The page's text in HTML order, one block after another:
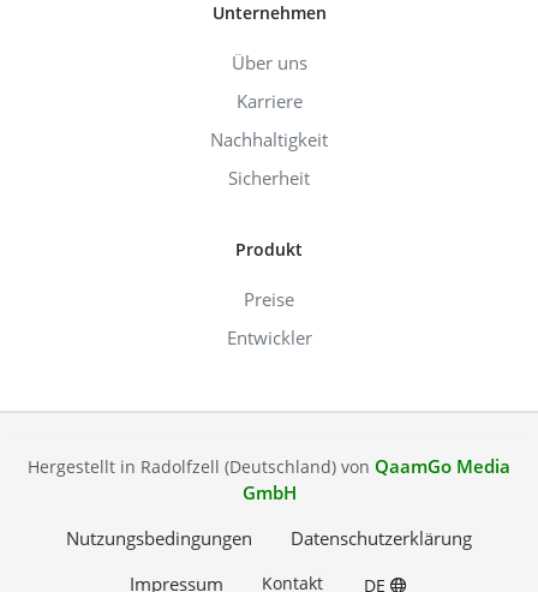
Unternehmen
Über uns
Karriere
Nachhaltigkeit
Sicherheit
Produkt
Preise
Entwickler
Hergestellt in Radolfzell (Deutschland) von QaamGo Media
GmbH
Nutzungsbedingungen
Datenschutzerklärung
Impressum
Kontakt DE